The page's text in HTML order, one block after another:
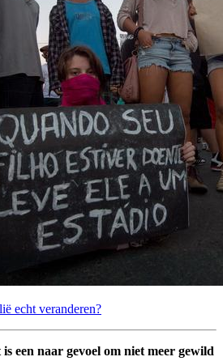
echt veranderen?
een naar gevoel om niet meer gewild